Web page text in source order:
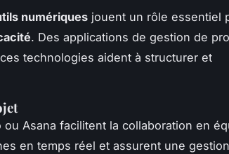
numériques jouent un rôle essentiel
. Des applications de gestion de
technologies aident à structurer et
Asana facilitent la collaboration en
en temps réel et assurent une gestion